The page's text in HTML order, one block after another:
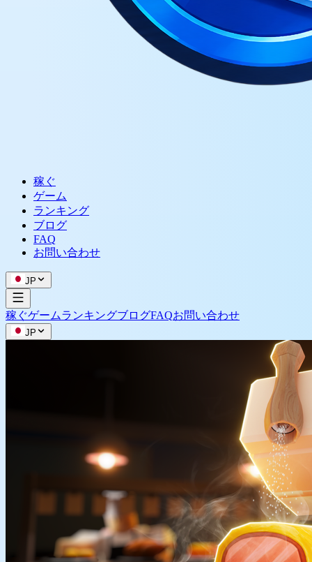
稼ぐ
ゲーム
ランキング
ブログ
FAQ
お問い合わせ
JP
稼ぐゲームランキングブログFAQお問い合わせ
JP